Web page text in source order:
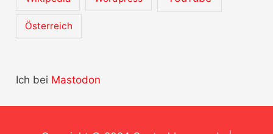
Österreich
Ich bei Mastodon